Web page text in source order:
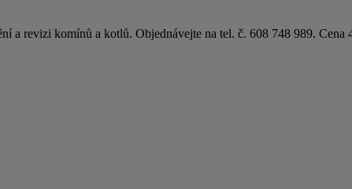
a revizi komínů a kotlů. Objednávejte na tel. č. 608 748 989.